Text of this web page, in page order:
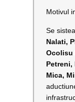
Motivul
Se
Nalati,
Ocolisu
Petreni,
Mica,